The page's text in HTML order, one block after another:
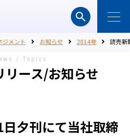
メント お知らせ 2014年 読売新
/ Topics
リース/お知らせ
夕刊にて当社取締